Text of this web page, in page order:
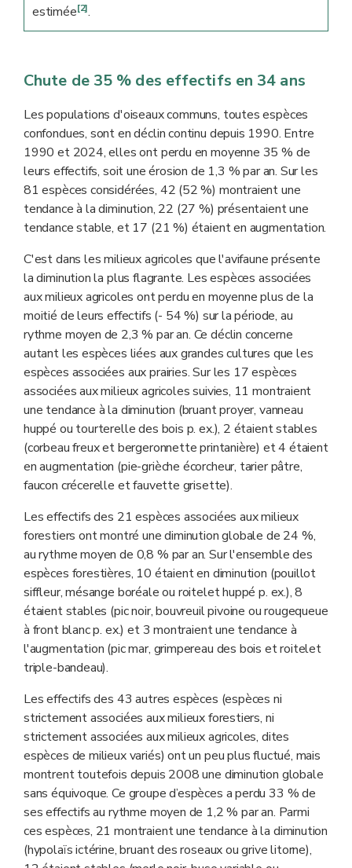
estimée[2].
Chute de 35 % des effectifs en 34 ans
Les populations d'oiseaux communs, toutes espèces
confondues, sont en déclin continu depuis 1990. Entre
1990 et 2024, elles ont perdu en moyenne 35 % de
leurs effectifs, soit une érosion de 1,3 % par an. Sur les
81 espèces considérées, 42 (52 %) montraient une
tendance à la diminution, 22 (27 %) présentaient une
tendance stable, et 17 (21 %) étaient en augmentation.
C'est dans les milieux agricoles que l'avifaune présente
la diminution la plus flagrante. Les espèces associées
aux milieux agricoles ont perdu en moyenne plus de la
moitié de leurs effectifs (- 54 %) sur la période, au
rythme moyen de 2,3 % par an. Ce déclin concerne
autant les espèces liées aux grandes cultures que les
espèces associées aux prairies. Sur les 17 espèces
associées aux milieux agricoles suivies, 11 montraient
une tendance à la diminution (bruant proyer, vanneau
huppé ou tourterelle des bois p. ex.), 2 étaient stables
(corbeau freux et bergeronnette printanière) et 4 étaient
en augmentation (pie-grièche écorcheur, tarier pâtre,
faucon crécerelle et fauvette grisette).
Les effectifs des 21 espèces associées aux milieux
forestiers ont montré une diminution globale de 24 %,
au rythme moyen de 0,8 % par an. Sur l'ensemble des
espèces forestières, 10 étaient en diminution (pouillot
siffleur, mésange boréale ou roitelet huppé p. ex.), 8
étaient stables (pic noir, bouvreuil pivoine ou rougequeue
à front blanc p. ex.) et 3 montraient une tendance à
l'augmentation (pic mar, grimpereau des bois et roitelet
triple-bandeau).
Les effectifs des 43 autres espèces (espèces ni
strictement associées aux milieux forestiers, ni
strictement associées aux milieux agricoles, dites
espèces de milieux variés) ont un peu plus fluctué, mais
montrent toutefois depuis 2008 une diminution globale
sans équivoque. Ce groupe d’espèces a perdu 33 % de
ses effectifs au rythme moyen de 1,2 % par an. Parmi
ces espèces, 21 montraient une tendance à la diminution
(hypolaïs ictérine, bruant des roseaux ou grive litorne),